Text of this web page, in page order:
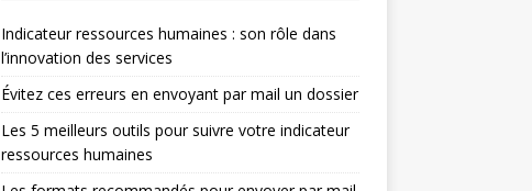
Indicateur ressources humaines : son rôle dans
l’innovation des services
Évitez ces erreurs en envoyant par mail un dossier
Les 5 meilleurs outils pour suivre votre indicateur
ressources humaines